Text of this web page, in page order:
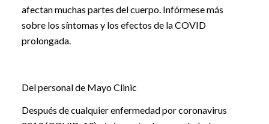
afectan muchas partes del cuerpo. Infórmese más
sobre los síntomas y los efectos de la COVID
prolongada.
Del personal de Mayo Clinic
Después de cualquier enfermedad por coronavirus